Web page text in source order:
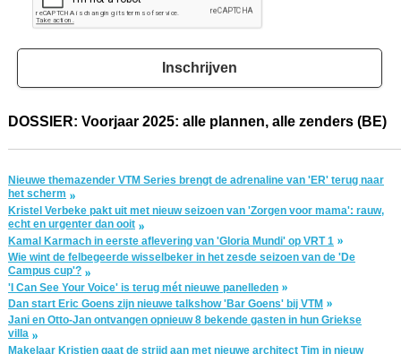
Inschrijven
DOSSIER: Voorjaar 2025: alle plannen, alle zenders (BE)
Nieuwe themazender VTM Series brengt de adrenaline van 'ER' terug naar
het scherm
Kristel Verbeke pakt uit met nieuw seizoen van 'Zorgen voor mama': rauw,
echt en urgenter dan ooit
Kamal Karmach in eerste aflevering van 'Gloria Mundi' op VRT 1
Wie wint de felbegeerde wisselbeker in het zesde seizoen van de 'De
Campus cup'?
'I Can See Your Voice' is terug mét nieuwe panelleden
Dan start Eric Goens zijn nieuwe talkshow 'Bar Goens' bij VTM
Jani en Otto-Jan ontvangen opnieuw 8 bekende gasten in hun Griekse
villa
Makelaar Kristien gaat de strijd aan met nieuwe architect Tim in nieuw